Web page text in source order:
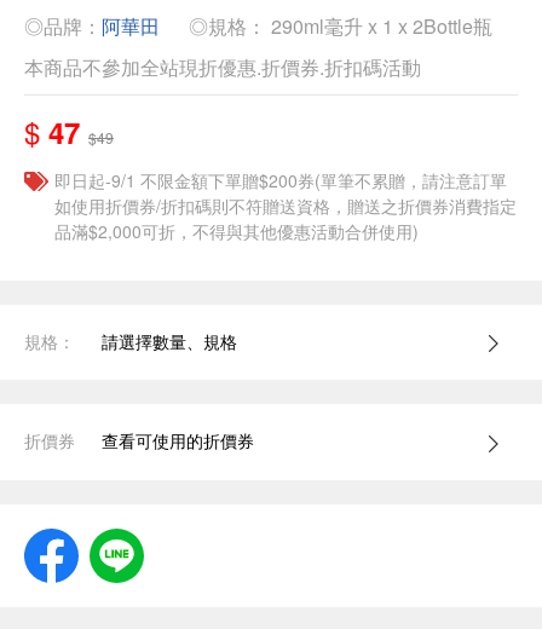
◎品牌： 阿華田
◎規格： 290ml毫升 x 1 x 2Bottle瓶
本商品不參加全站現折優惠.折價券.折扣碼活動
$ 47 $49
即日起-9/1 不限金額下單贈$200券(單筆不累贈，請注意訂單
如使用折價券/折扣碼則不符贈送資格，贈送之折價券消費指定
品滿$2,000可折，不得與其他優惠活動合併使用)
規格： 請選擇數量、規格
折價券 查看可使用的折價券